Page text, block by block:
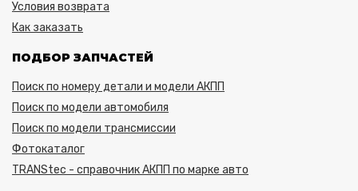
Условия возврата
Как заказать
ПОДБОР ЗАПЧАСТЕЙ
Поиск по номеру детали и модели АКПП
Поиск по модели автомобиля
Поиск по модели трансмиссии
Фотокаталог
TRANStec - справочник АКПП по марке авто